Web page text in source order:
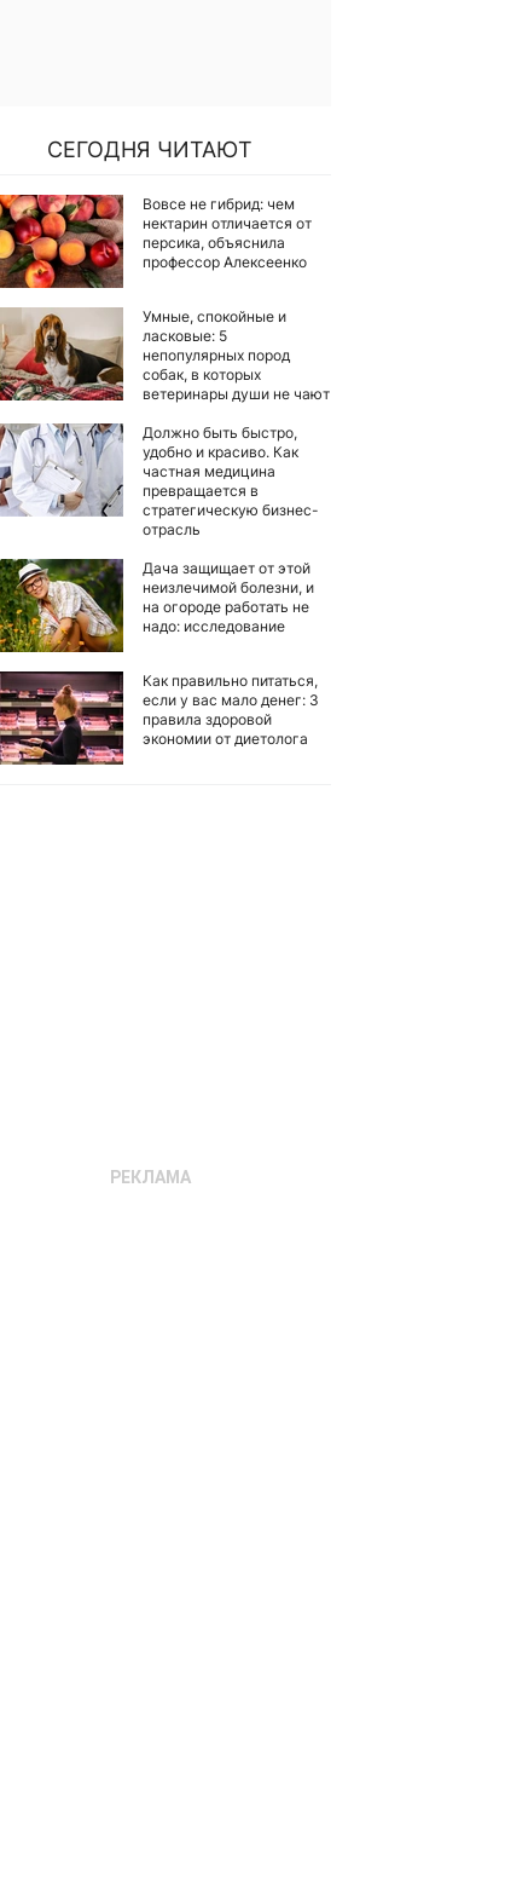
СЕГОДНЯ ЧИТАЮТ
Вовсе не гибрид: чем
нектарин отличается от
персика, объяснила
профессор Алексеенко
Умные, спокойные и
ласковые: 5
непопулярных пород
собак, в которых
ветеринары души не чают
Должно быть быстро,
удобно и красиво. Как
частная медицина
превращается в
стратегическую бизнес-
отрасль
Дача защищает от этой
неизлечимой болезни, и
на огороде работать не
надо: исследование
Как правильно питаться,
если у вас мало денег: 3
правила здоровой
экономии от диетолога